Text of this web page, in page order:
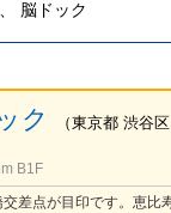
脳ドック
ク （東京都 渋谷区
B1F
差点が目印です。恵比